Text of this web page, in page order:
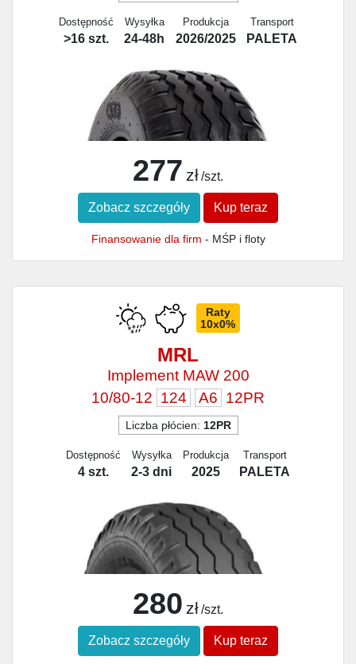
Dostępność
>16 szt.
Wysyłka
24-48h
Produkcja
2026/2025
Transport
PALETA
277 zł /szt.
Zobacz szczegóły Kup teraz
Finansowanie dla firm - MŚP i floty
Raty
10x0%
MRL
Implement MAW 200
10/80-12 124 A6 12PR
Liczba płócien: 12PR
Dostępność
4 szt.
Wysyłka
2-3 dni
Produkcja
2025
Transport
PALETA
280 zł /szt.
Zobacz szczegóły Kup teraz